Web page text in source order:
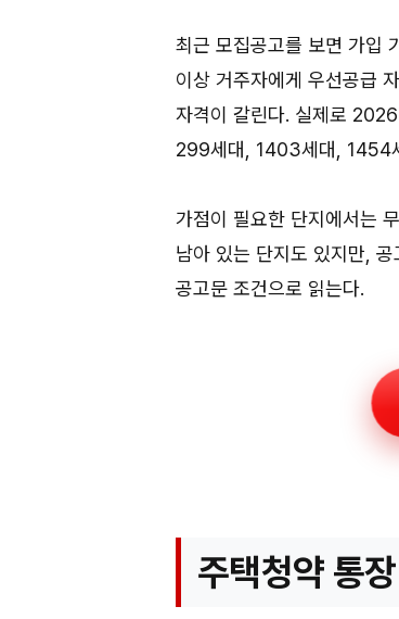
최근 모집공고를 보면 가입
이상 거주자에게 우선공급
자격이 갈린다. 실제로
299세대, 1403세대, 1454
가점이 필요한 단지에서는
남아 있는 단지도 있지만,
공고문 조건으로 읽는다.
주택청약 통